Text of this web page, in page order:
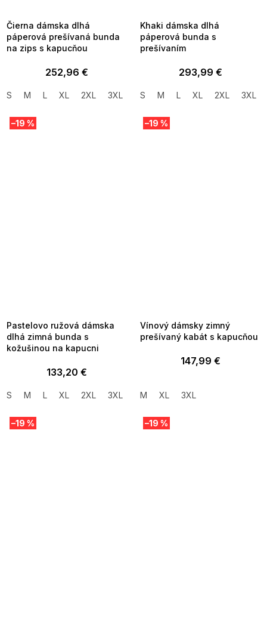
Čierna dámska dlhá
páperová prešívaná bunda
na zips s kapucňou
252,96 €
S M L XL 2XL 3XL
Khaki dámska dlhá
páperová bunda s
prešívaním
293,99 €
S M L XL 2XL 3XL
–19 %
Pastelovo ružová dámska
dlhá zimná bunda s
kožušinou na kapucni
133,20 €
S M L XL 2XL 3XL
–19 %
Vínový dámsky zimný
prešívaný kabát s kapucňou
147,99 €
M XL 3XL
–19 % –19 %